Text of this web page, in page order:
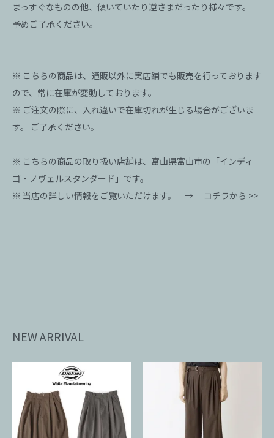
まっすぐなものの他、傾いていたり逆さまだったり様々です。
予めご了承ください。
※ こちらの商品は、通販以外に実店舗でも販売を行っております
ので、常に在庫が変動しております。
※ ご注文の際に、入れ違いで在庫切れが生じる場合がございま
す。 ご了承ください。
※ こちらの商品の取り扱い店舗は、富山県富山市の「インディ
ゴ・ノヴェルスタンダード」です。
※ 当店の詳しい情報をご覧いただけます。 → コチラから >>
NEW ARRIVAL